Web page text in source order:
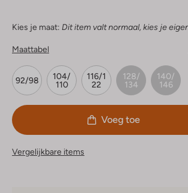
Kies je maat: Dit item valt normaal, kies je
Maattabel
92/98
104/
110
116/1
22
128/
134
140/
146
Voeg toe
Vergelijkbare items